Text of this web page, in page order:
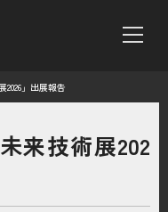
2026」出展報告
来技術展202